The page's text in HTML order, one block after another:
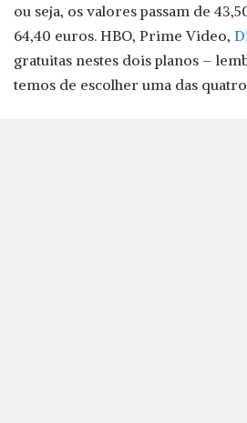
ou seja, os valores passam de
64,40 euros. HBO, Prime Video,
gratuitas nestes dois planos –
temos de escolher uma das